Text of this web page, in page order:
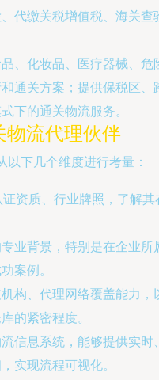
代缴关税增值税、海关查
、化妆品、医疗器械、危
通关方案；提供保税区、
下的通关物流服务。
物流代理伙伴
下几个维度进行考量：
证资质、行业牌照，了解其
专业背景，特别是在企业所
案例。
机构、代理网络覆盖能力，
的紧密程度。
流信息系统，能够提供实时
实现流程可视化。